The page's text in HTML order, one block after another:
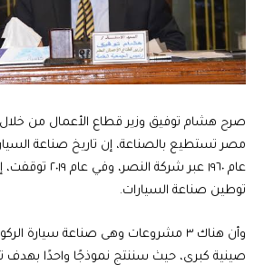
‏صرح هشام توفيق وزير قطاع الأعمال من خلال
مصر تستطيع بالصناعة، إن تاريخ صناعة
عام ١٩٦٠ عبر شركة
توطين صناعة السيارات.
وأن هناك ٣ مشروعات وهى صناعة سيارة
صينية كبرى، حيث سننتج نموذجًا واحدًا بهدف